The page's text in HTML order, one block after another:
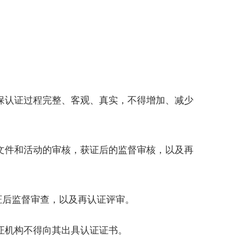
证过程完整、客观、真实，不得增加、减少
和活动的审核，获证后的监督审核，以及再
监督审查，以及再认证评审。
构不得向其出具认证证书。